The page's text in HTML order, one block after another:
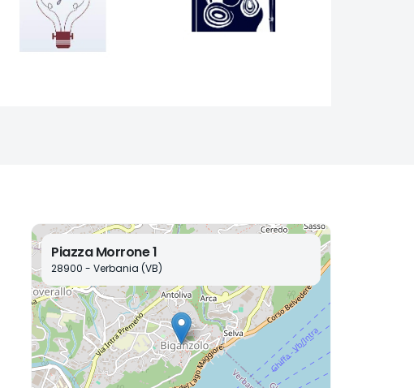
Piazza Morrone 1
28900 - Verbania (VB)